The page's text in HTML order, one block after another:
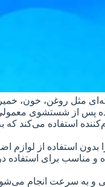
مثل روغن، خون،
مانده پس از شستشوی
استفاده
بدون استفاده از
و مناسب برای
و به سرعت انجام